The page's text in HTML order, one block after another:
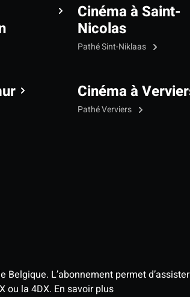
Cinéma à Saint-
Nicolas
Pathé Sint-Niklaas
Cinéma à
Pathé Verviers
L’abonnement permet
ou la 4DX. En savoir plus